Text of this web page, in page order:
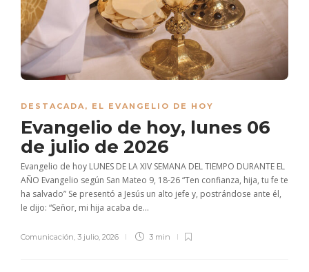
DESTACADA, EL EVANGELIO DE HOY
Evangelio de hoy, lunes 06
de julio de 2026
Evangelio de hoy LUNES DE LA XIV SEMANA DEL TIEMPO DURANTE EL
AÑO Evangelio según San Mateo 9, 18-26 “Ten confianza, hija, tu fe te
ha salvado” Se presentó a Jesús un alto jefe y, postrándose ante él,
le dijo: “Señor, mi hija acaba de...
Comunicación, 3 julio, 2026 3 min